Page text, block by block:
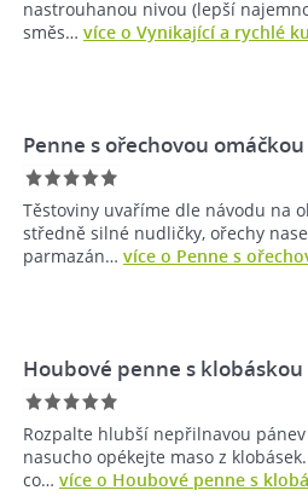
nastrouhanou nivou (lepší
směs… více o Vynikající a rychlé
Penne s ořechovou omáčkou
Těstoviny uvaříme dle návodu na
středně silné nudličky, ořechy
parmazán… více o Penne s
Houbové penne s
Rozpalte hlubší nepřilnavou
nasucho opékejte maso z
co… více o Houbové penne s